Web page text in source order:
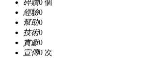
碎鑽0 個
經驗0
幫助0
技術0
貢獻0
宣傳0 次